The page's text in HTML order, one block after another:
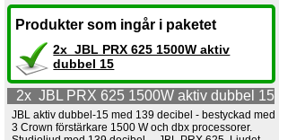
Produkter som ingår i paketet
2x JBL PRX 625 1500W aktiv
dubbel 15
2x JBL PRX 625 1500W aktiv dubbel 15
JBL aktiv dubbel-15 med 139 decibel - bestyckad med
3 Crown förstärkare 1500 W och dbx processorer.